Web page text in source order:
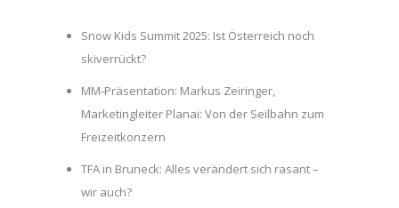
Snow Kids Summit 2025: Ist Österreich noch
skiverrückt?
MM-Präsentation: Markus Zeiringer,
Marketingleiter Planai: Von der Seilbahn zum
Freizeitkonzern
TFA in Bruneck: Alles verändert sich rasant –
wir auch?